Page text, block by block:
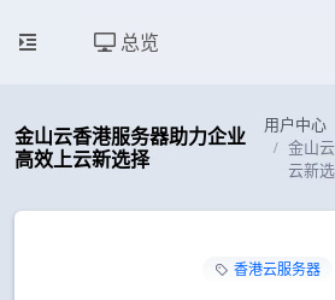
总览
金山云香港服务器助力企业
高效上云新选择
用户中心
金山
云新
香港云服务器